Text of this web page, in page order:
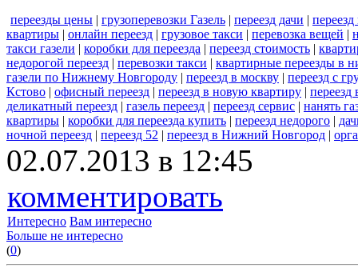
переезды цены | грузоперевозки Газель | переезд дачи |
квартиры | онлайн переезд | грузовое такси | перевозка вещей |
такси газели | коробки для переезда | переезд стоимость |
недорогой переезд | перевозки такси | квартирные переезды в
газели по Нижнему Новгороду | переезд в москву | переезд с
Кстово | офисный переезд | переезд в новую квартиру | переезд
деликатный переезд | газель переезд | переезд сервис | нанять
квартиры | коробки для переезда купить | переезд недорого |
ночной переезд | переезд 52 | переезд в Нижний Новгород |
02.07.2013 в 12:45
комментировать
Интересно Вам интересно
Больше не интересно
(0)